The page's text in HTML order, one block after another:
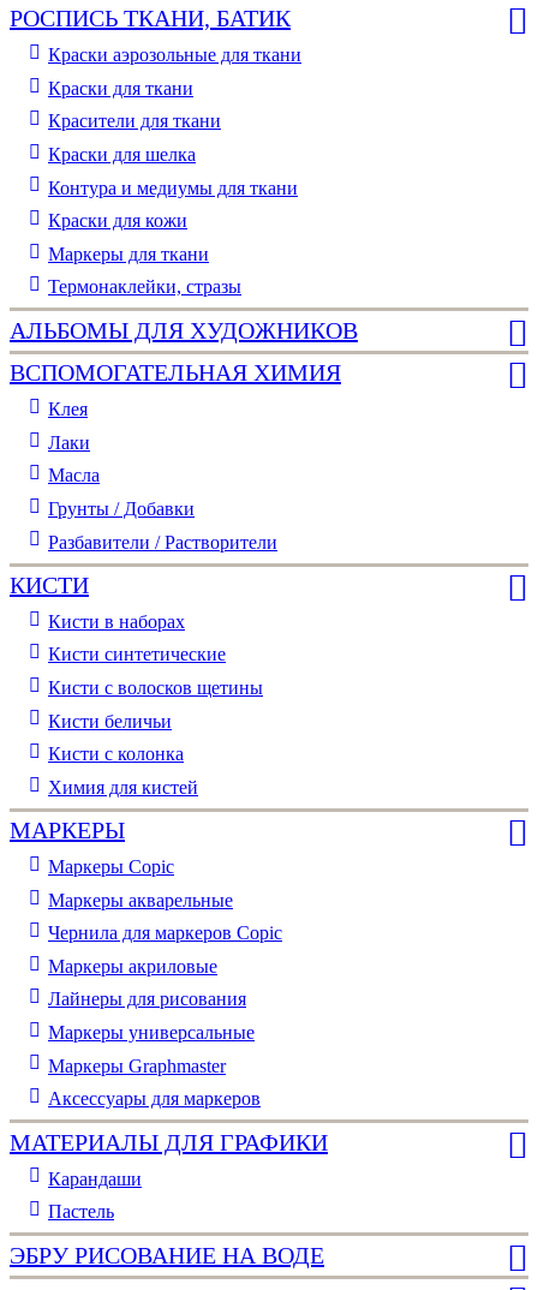
РОСПИСЬ ТКАНИ, БАТИК
Краски аэрозольные для ткани
Краски для ткани
Красители для ткани
Краски для шелка
Контура и медиумы для ткани
Краски для кожи
Маркеры для ткани
Термонаклейки, стразы
АЛЬБОМЫ ДЛЯ ХУДОЖНИКОВ
ВСПОМОГАТЕЛЬНАЯ ХИМИЯ
Клея
Лаки
Масла
Грунты / Добавки
Разбавители / Растворители
КИСТИ
Кисти в наборах
Кисти синтетические
Кисти с волосков щетины
Кисти беличьи
Кисти с колонка
Химия для кистей
МАРКЕРЫ
Маркеры Copic
Маркеры акварельные
Чернила для маркеров Copic
Маркеры акриловые
Лайнеры для рисования
Маркеры универсальные
Маркеры Graphmaster
Аксессуары для маркеров
МАТЕРИАЛЫ ДЛЯ ГРАФИКИ
Карандаши
Пастель
ЭБРУ РИСОВАНИЕ НА ВОДЕ